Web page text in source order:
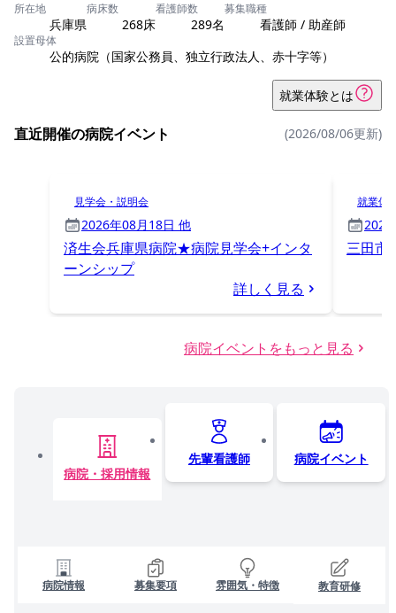
所在地
兵庫県
病床数
268床
看護師数
289名
募集職種
看護師 / 助産師
設置母体
公的病院（国家公務員、独立行政法人、赤十字等）
就業体験とは
直近開催の病院イベント (2026/08/06更新)
見学会・説明会
2026年08月18日 他
済生会兵庫県病院★病院見学会+インタ
ーンシップ
詳しく見る
就業体
2026
三田市
病院イベントをもっと見る
病院・採用情報
先輩看護師 病院イベント
病院情報 募集要項 雰囲気・特徴 教育研修